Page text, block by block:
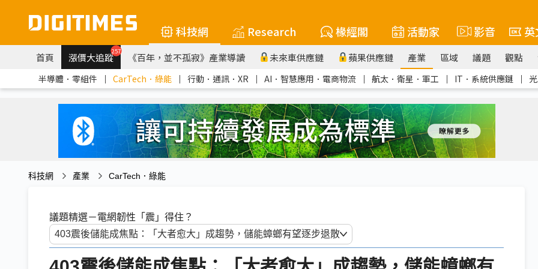
科技網 Research 椽經閣 活動家 影音
首頁 漲價大追蹤257 《百年，並不孤寂》產業導讀 未來車供應鏈 蘋果供應鏈 產業 區域 議題 觀點
半導體．零組件 ｜ CarTech．綠能 ｜ 行動．通訊．XR ｜ AI．智慧應用．電商物流 ｜ 航太．衛星．軍工 ｜ IT．系統供應鏈 ｜
科技網 產業 CarTech．綠能
議題精選－電網韌性「震」得住？